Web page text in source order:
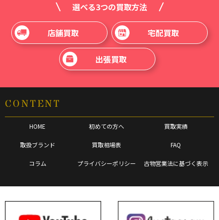
選べる3つの買取方法
店舗買取 宅配買取
出張買取
CONTENT
HOME 初めての方へ 買取実績
取扱ブランド 買取相場表 FAQ
コラム プライバシーポリシー 古物営業法に基づく表示